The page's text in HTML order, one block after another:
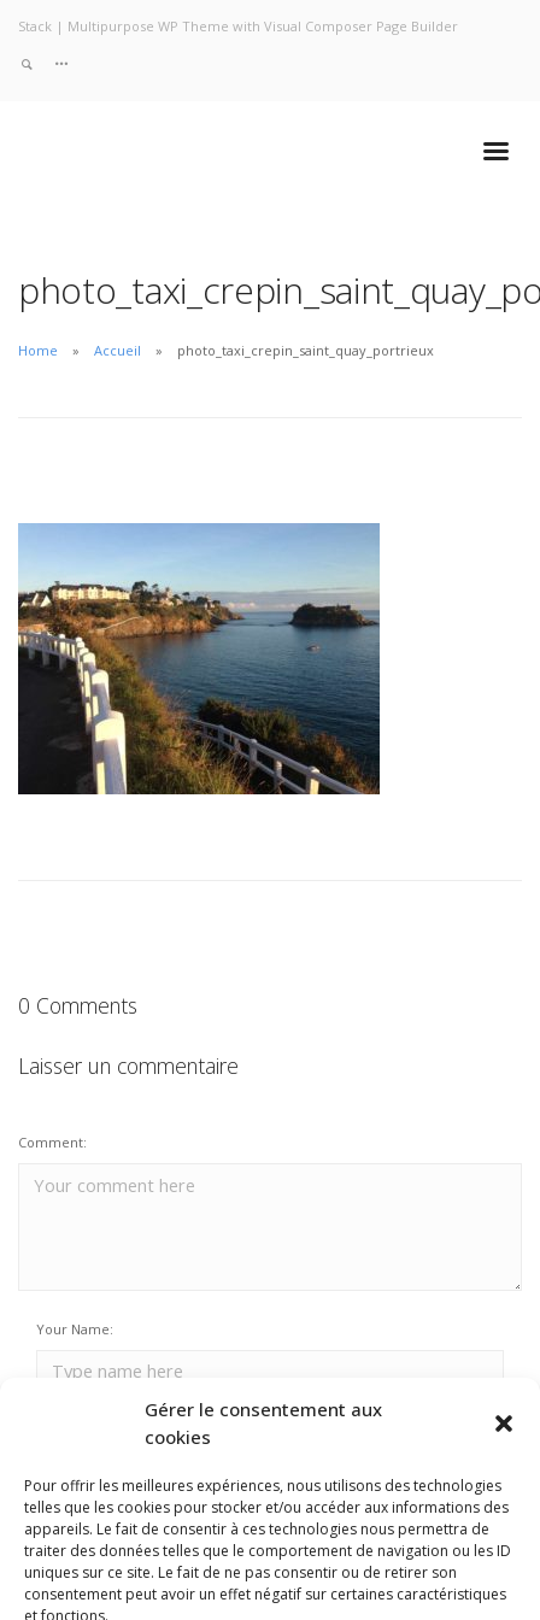
Gérer le consentement aux
cookies
Pour offrir les meilleures expériences, nous utilisons des technologies
telles que les cookies pour stocker et/ou accéder aux informations des
appareils. Le fait de consentir à ces technologies nous permettra de
traiter des données telles que le comportement de navigation ou les ID
uniques sur ce site. Le fait de ne pas consentir ou de retirer son
consentement peut avoir un effet négatif sur certaines caractéristiques
et fonctions.
Stack | Multipurpose WP Theme with Visual Composer Page Builder
Home Accueil photo_taxi_crepin_saint_quay_portrieux
0 Comments
Laisser un commentaire
Comment:
Your Name:
Your URL: